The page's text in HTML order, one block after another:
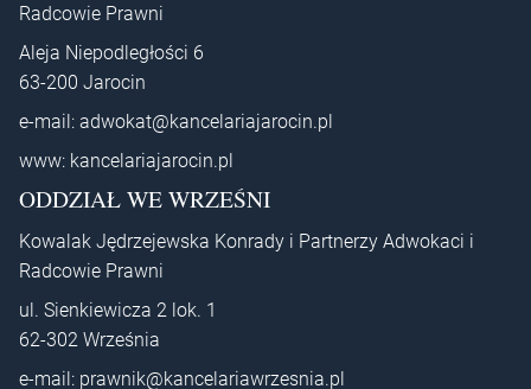
Radcowie Prawni
Aleja Niepodległości 6
63-200 Jarocin
e-mail: adwokat@kancelariajarocin.pl
www: kancelariajarocin.pl
ODDZIAŁ WE WRZEŚNI
Kowalak Jędrzejewska Konrady i Partnerzy Adwokaci i
Radcowie Prawni
ul. Sienkiewicza 2 lok. 1
62-302 Września
e-mail: prawnik@kancelariawrzesnia.pl